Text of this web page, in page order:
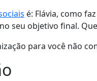
é: Flávia, como
seu objetivo final.
para você não